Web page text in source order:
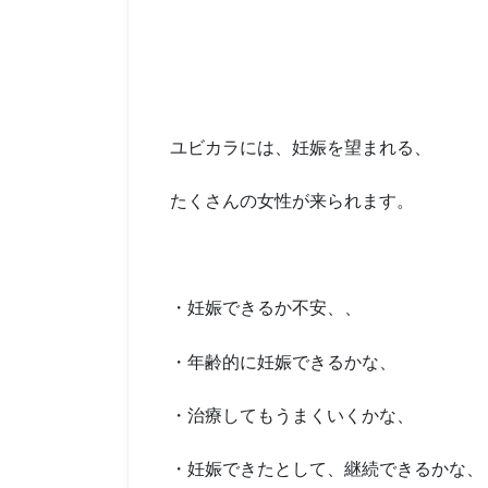
ユビカラには、妊娠を望まれる、
たくさんの女性が来られます。
・妊娠できるか不安、、
・年齢的に妊娠できるかな、
・治療してもうまくいくかな、
・妊娠できたとして、継続できるかな、